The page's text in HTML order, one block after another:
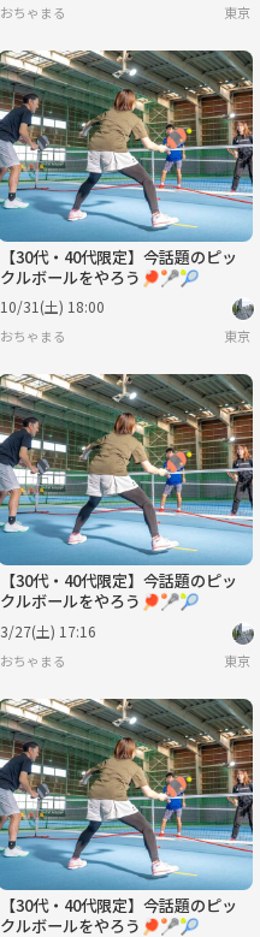
おちゃまる 東京
【30代・40代限定】今話題のピッ
クルボールをやろう🏓🥍🎾
10/31(土) 18:00
おちゃまる 東京
【30代・40代限定】今話題のピッ
クルボールをやろう🏓🥍🎾
3/27(土) 17:16
おちゃまる 東京
【30代・40代限定】今話題のピッ
クルボールをやろう🏓🥍🎾